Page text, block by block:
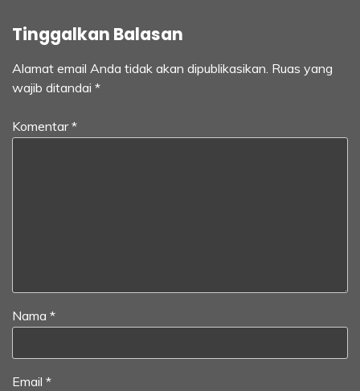
Tinggalkan Balasan
Alamat email Anda tidak akan dipublikasikan. Ruas yang
wajib ditandai *
Komentar*
Nama *
Email *